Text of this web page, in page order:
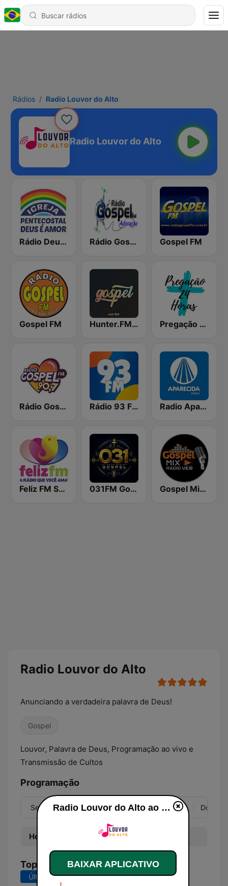
Rádios Radio Louvor do Alto
Radio Louvor do Alto
Rádio Deus é Amor Rádio Gospel Adoração Gospel FM
Gospel FM Hunter.FM - Gospel Pregação 24 Horas
Rádio Gospel FM Rádio 93 FM Radio Aparecida
Feliz FM São Paulo 031FM Gospel Gospel Mix SP
Radio Louvor do Alto
Anunciando a verdadeira palavra de Deus!
Gospel
Louvor, Palavra de Deus, Programação ao vivo e
Transmissão de Cultos
Programação
Seg Ter Qua Qui Sex Sáb Dom
Hora Programa
Top Músicas
Últimos 7 dias Últimos 30 dias
Radio Louvor do Alto ao vivo
BAIXAR APLICATIVO